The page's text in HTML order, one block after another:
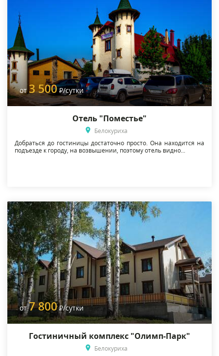
от3 500 Р/сутки
Отель "Поместье"
Белокуриха
Добраться до гостиницы достаточно просто. Она находится на
подъезде к городу, на возвышении, поэтому отель видно...
от7 800 Р/сутки
Гостиничный комплекс "Олимп-Парк"
Белокуриха